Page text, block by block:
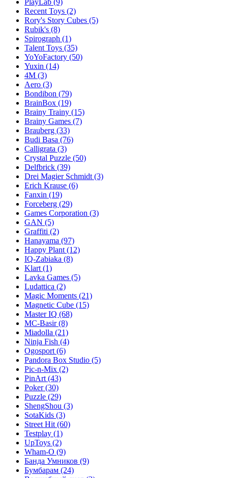
PlayLab (9)
Recent Toys (2)
Rory's Story Cubes (5)
Rubik's (8)
Spirograph (1)
Talent Toys (35)
YoYoFactory (50)
Yuxin (14)
4M (3)
Aero (3)
Bondibon (79)
BrainBox (19)
Brainy Trainy (15)
Brainy Games (7)
Brauberg (33)
Budi Basa (76)
Calligrata (3)
Crystal Puzzle (50)
Delfbrick (39)
Drei Magier Schmidt (3)
Erich Krause (6)
Fanxin (19)
Forceberg (29)
Games Corporation (3)
GAN (5)
Graffiti (2)
Hanayama (97)
Happy Plant (12)
IQ-Zabiaka (8)
Klart (1)
Lavka Games (5)
Ludattica (2)
Magic Moments (21)
Magnetic Cube (15)
Master IQ (68)
MC-Basir(8)
Miadolla (21)
Ninja Fish (4)
Ogosport (6)
Pandora Box Studio (5)
Pic-n-Mix (2)
PinArt (43)
Poker(30)
Puzzle (29)
ShengShou (3)
SotaKids (3)
Street Hit (60)
Testplay (1)
UpToys (2)
Wham-O (9)
Банда Умников (9)
Бумбарам (24)